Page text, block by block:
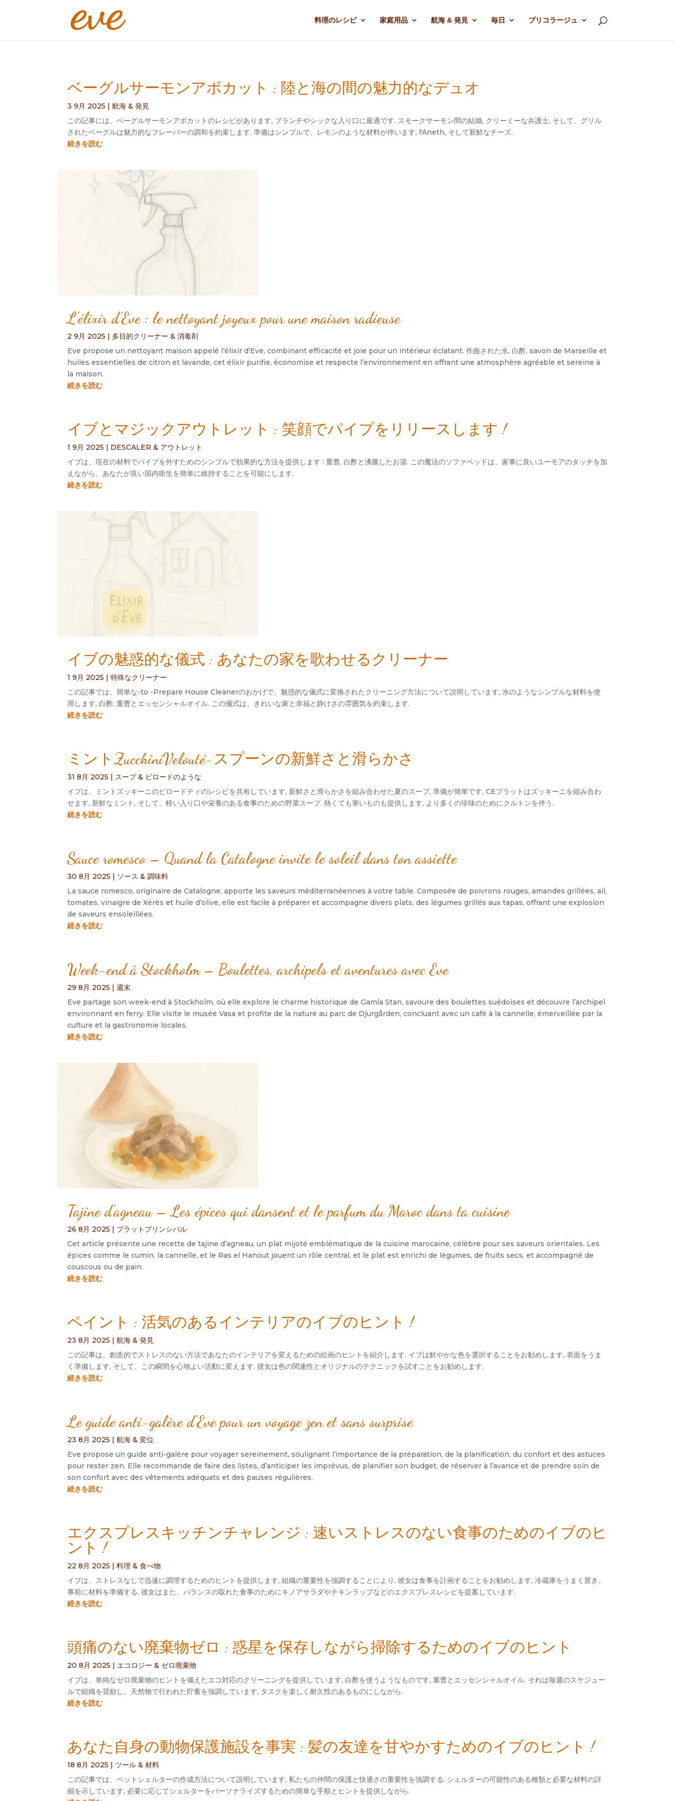
料理のレシピ 家庭用品 航海 & 発見 毎日 ブリコラージュ
ベーグルサーモンアボカット : 陸と海の間の魅力的なデュオ
3 9月 2025 |航海 & 発見
この記事には、ベーグルサーモンアボカットのレシピがあります, ブランチやシックな入り口に最適です. スモークサーモン間の結婚, クリーミーな弁護士, そして、グリル
されたベーグルは魅力的なフレーバーの調和を約束します. 準備はシンプルで、レモンのような材料が伴います, l'Aneth, そして新鮮なチーズ.
続きを読む
L’élixir d’Eve: le nettoyant joyeux pour une maison radieuse
2 9月 2025 | 多目的クリーナー & 消毒剤
Eve propose un nettoyant maison appelé l’élixir d’Eve,combinant efficacité et joie pour un intérieur éclatant. 作曲された水, 白酢,savon de Marseille et
huiles essentielles de citron et lavande,cet élixir purifie,économise et respecte l’environnement en offrant une atmosphère agréable et sereine à
la maison.
続きを読む
イブとマジックアウトレット : 笑顔でパイプをリリースします !
1 9月 2025 | DESCALER & アウトレット
イブは、現在の材料でパイプを外すためのシンプルで効果的な方法を提供します : 重曹, 白酢と沸騰したお湯. この魔法のソファベッドは、家事に良いユーモアのタッチを加
えながら、あなたが良い国内衛生を簡単に維持することを可能にします.
続きを読む
イブの魅惑的な儀式 : あなたの家を歌わせるクリーナー
1 9月 2025 |特殊なクリーナー
この記事では、簡単な-to -Prepare House Cleanerのおかげで、魅惑的な儀式に変換されたクリーニング方法について説明しています, 水のようなシンプルな材料を使
用します, 白酢, 重曹とエッセンシャルオイル. この儀式は、きれいな家と幸福と静けさの雰囲気を約束します.
続きを読む
ミントZucchiniVelouté-スプーンの新鮮さと滑らかさ
31 8月 2025 | スープ & ビロードのような
イブは、ミントズッキーニのビロードティのレシピを共有しています, 新鮮さと滑らかさを組み合わせた夏のスープ. 準備が簡単です, CEプラットはズッキーニを組み合わ
せます, 新鮮なミント, そして、軽い入り口や栄養のある食事のための野菜スープ. 熱くても寒いものも提供します, より多くの珍味のためにクルトンを伴う.
続きを読む
Sauce romesco – Quand la Catalogne invite le soleil dans ton assiette
30 8月 2025 | ソース & 調味料
La sauce romesco,originaire de Catalogne,apporte les saveurs méditerranéennes à votre table.Composée de poivrons rouges,amandes grillées,ail,
tomates,vinaigre de Xérès et huile d’olive,elle est facile à préparer et accompagne divers plats,des légumes grillés aux tapas,offrant une explosion
de saveurs ensoleillées.
続きを読む
Week-end à Stockholm – Boulettes,archipels et aventures avec Eve
29 8月 2025 |週末
Eve partage son week-end à Stockholm,où elle explore le charme historique de Gamla Stan,savoure des boulettes suédoises et découvre l’archipel
environnant en ferry. Elle visite le musée Vasa et profite de la nature au parc de Djurgården,concluant avec un café à la cannelle,émerveillée par la
culture et la gastronomie locales.
続きを読む
Tajine d’agneau – Les épices qui dansent et le parfum du Maroc dans ta cuisine
26 8月 2025 | プラットプリンシパル
Cet article présente une recette de tajine d’agneau,un plat mijoté emblématique de la cuisine marocaine,célèbre pour ses saveurs orientales. Les
épices comme le cumin, la cannelle,et le Ras el Hanout jouent un rôle central,et le plat est enrichi de légumes,de fruits secs,et accompagné de
couscous ou de pain.
続きを読む
ペイント : 活気のあるインテリアのイブのヒント !
23 8月 2025 |航海 & 発見
この記事は、創造的でストレスのない方法であなたのインテリアを変えるための絵画のヒントを紹介します. イブは鮮やかな色を選択することをお勧めします, 表面をうま
く準備します, そして、この瞬間を心地よい活動に変えます. 彼女は色の関連性とオリジナルのテクニックを試すことをお勧めします.
続きを読む
Le guide anti-galère d’Eve pour un voyage zen et sans surprise
23 8月 2025 |航海 & 変位
Eve propose un guide anti-galère pour voyager sereinement,soulignant l’importance de la préparation,de la planification,du confort et des astuces
pour rester zen. Elle recommande de faire des listes,d’anticiper les imprévus,de planifier son budget,de réserver à l’avance et de prendre soin de
son confort avec des vêtements adéquats et des pauses régulières.
続きを読む
エクスプレスキッチンチャレンジ : 速いストレスのない食事のためのイブのヒ
ント !
22 8月 2025 |料理 & 食べ物
イブは、ストレスなしで迅速に調理するためのヒントを提供します, 組織の重要性を強調することにより. 彼女は食事を計画することをお勧めします, 冷蔵庫をうまく置き、
事前に材料を準備する. 彼女はまた、バランスの取れた食事のためにキノアサラダやチキンラップなどのエクスプレスレシピを提案しています.
続きを読む
頭痛のない廃棄物ゼロ : 惑星を保存しながら掃除するためのイブのヒント
20 8月 2025 | エコロジー & ゼロ廃棄物
イブは、単純なゼロ廃棄物のヒントを備えたエコ対応のクリーニングを提供しています, 白酢を使うようなものです, 重曹とエッセンシャルオイル. それは毎週のスケジュー
ルで組織を奨励し、天然物で行われた貯蓄を強調しています, タスクを楽しく耐久性のあるものにしながら.
続きを読む
あなた自身の動物保護施設を事実 : 髪の友達を甘やかすためのイブのヒント !
18 8月 2025 | ツール & 材料
この記事では、ペットシェルターの作成方法について説明しています, 私たちの仲間の保護と快適さの重要性を強調する. シェルターの可能性のある種類と必要な材料の詳
細を示しています, 必要に応じてシェルターをパーソナライズするための簡単な手順とヒントを提供しながら.